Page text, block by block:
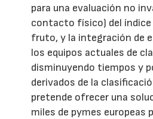
para una evaluación no
contacto físico) del índice
fruto, y la integración de
los equipos actuales de
disminuyendo tiempos y
derivados de la
pretende ofrecer una
miles de pymes europeas